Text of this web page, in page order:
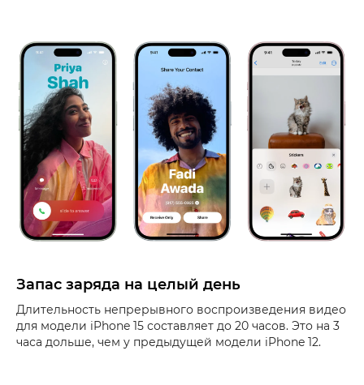
Запас заряда на целый день
Длительность непрерывного воспроизведения видео
для модели iPhone 15 составляет до 20 часов. Это на 3
часа дольше, чем у предыдущей модели iPhone 12.